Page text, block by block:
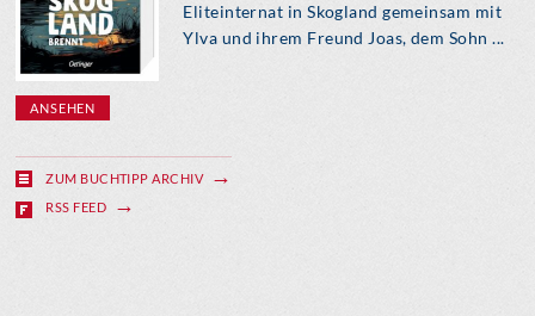
Eliteinternat in Skogland gemeinsam mit
Ylva und ihrem Freund Joas, dem Sohn ...
ANSEHEN
ZUM BUCHTIPP ARCHIV
RSS FEED